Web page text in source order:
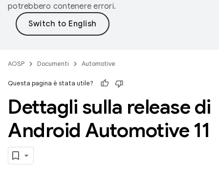
potrebbero contenere errori.
AOSP Documenti Automotive
Questa pagina è stata utile?
Dettagli sulla release di
Android Automotive 11